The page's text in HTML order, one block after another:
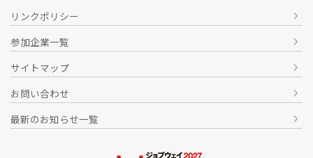
リンクポリシー
chevron_right
参加企業一覧
chevron_right
サイトマップ
chevron_right
お問い合わせ
chevron_right
最新のお知らせ一覧
chevron_right